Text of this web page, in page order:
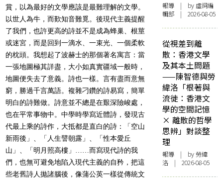
賞，以為最好的文學應該是最難理解的文學。
以世人為牛，而歎知音難覓。後現代主義提醒
了我們，也許更高的詩並不是成為蜂巢、根莖
或迷宮，而是回到一滴水、一束光、一個柔軟
的枕頭。我想起了波赫士的那個著名寓言：當
一張地圖極其詳盡，大小如真實疆域一般時，
地圖便失去了意義。詩也一樣。言有盡而意無
窮，勝過千言萬語。複雜刁鑽的詩易寫，簡單
明白的詩難做。詩意並不總是在艱深險峻處，
也在平常事物中。中學時學寫近體詩，發現古
代最上乘的詩作，大抵都是直白的詩：「空山
新雨後」、「人生譬朝露」、「性本愛丘
山」、「明月照高樓」……而寫現代詩的我
們，也無可避免地陷入現代主義的自矜，把這
些老舊詩人拋諸腦後，像蒲公英一樣從傳統文
報導 | by 虛詞編
輯部 | 2026-08-05
從視差到離
散：香港文學
及其本土問題
——陳智德與勞
緯洛「根著與
流徙：香港文
學的空間記憶
× 離散的哲學
思辨」對談整
理
報導 | by 勞緯
洛 | 2026-08-05